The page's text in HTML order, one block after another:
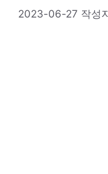
2023-06-27 작성